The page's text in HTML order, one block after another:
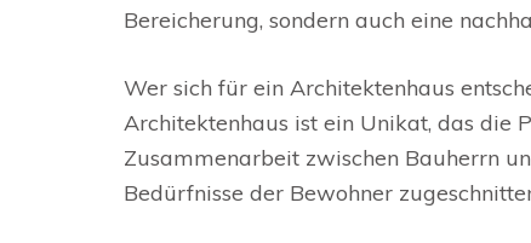
Bereicherung, sondern auch eine
Wer sich für ein Architektenhaus
Architektenhaus ist ein Unikat, das die
Zusammenarbeit zwischen Bauherrn
Bedürfnisse der Bewohner